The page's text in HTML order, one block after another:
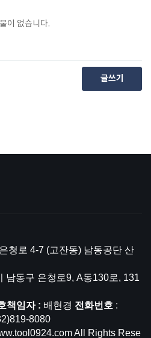
이 없습니다.
글쓰기
청로 4-7 (고잔동) 남동공단 산
남동구 은청로9, A동130로, 131
책임자 : 배현경 전화번호 :
8080
All Rights Rese